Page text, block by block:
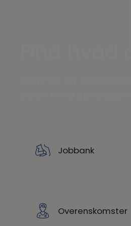
Jobbank
Overenskomster